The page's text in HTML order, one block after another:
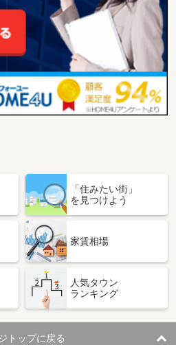
「住みたい街」
を見つけよう
家賃相場
人気タウン
ランキング
トップに戻る